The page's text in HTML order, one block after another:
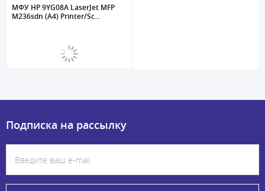
МФУ HP 9YG08A LaserJet MFP
M236sdn (A4) Printer/Sc...
Подписка на рассылку